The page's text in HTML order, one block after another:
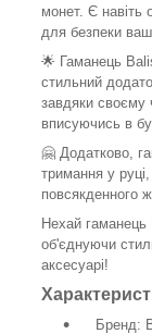
монет. Є навіть
для безпеки
🌟 Гаманець
стильний
завдяки своєму
вписуючись в
🤗 Додатково,
тримання у
повсякденного
Нехай гаманець
об'єднуючи
аксесуарі!
Бренд: